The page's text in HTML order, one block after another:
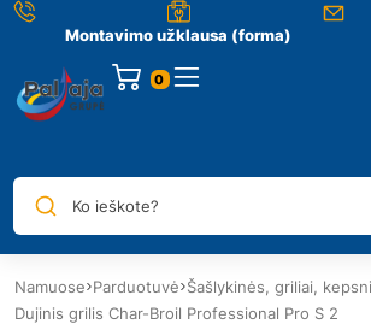
Montavimo užklausa (forma)
0
Ko ieškote?
Namuose Parduotuvė Šašlykinės, griliai,
Dujinis grilis Char-Broil Professional Pro S 2